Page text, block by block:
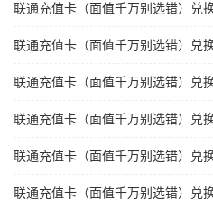
联通充值卡（面值千万别选错）兑
联通充值卡（面值千万别选错）兑
联通充值卡（面值千万别选错）兑
联通充值卡（面值千万别选错）兑
联通充值卡（面值千万别选错）兑
联通充值卡（面值千万别选错）兑